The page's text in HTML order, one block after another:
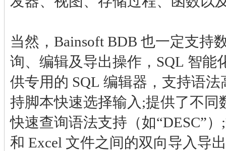
当然，Bainsoft BDB 也一定支持
询、编辑及导出操作，SQL 智能
供专用的 SQL 编辑器，支持语
持脚本快速选择输入;提供了不同
快速查询语法支持（如“DESC”
和 Excel 文件之间的双向导入导